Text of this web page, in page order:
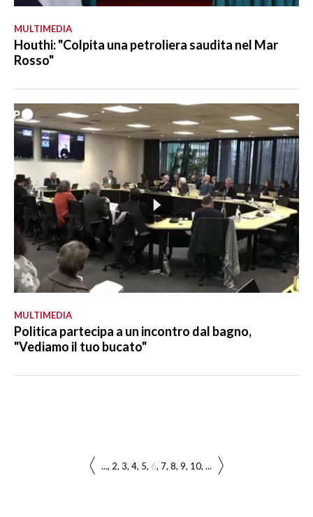
MULTIMEDIA
Houthi: "Colpita una petroliera saudita nel Mar
Rosso"
MULTIMEDIA
Politica partecipa a un incontro dal bagno,
"Vediamo il tuo bucato"
... 2 3 4 5 6 7 8 9 10 ...